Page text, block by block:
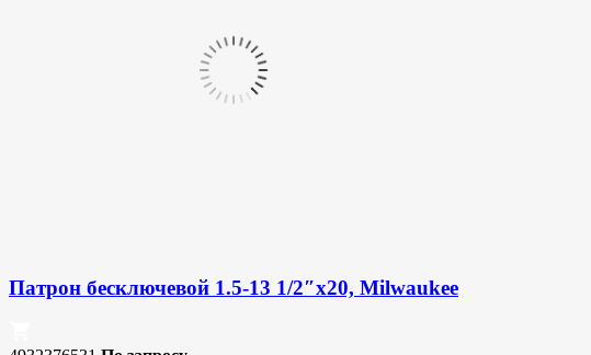
Патрон бесключевой 1.5-13 1/2″х20, Milwaukee